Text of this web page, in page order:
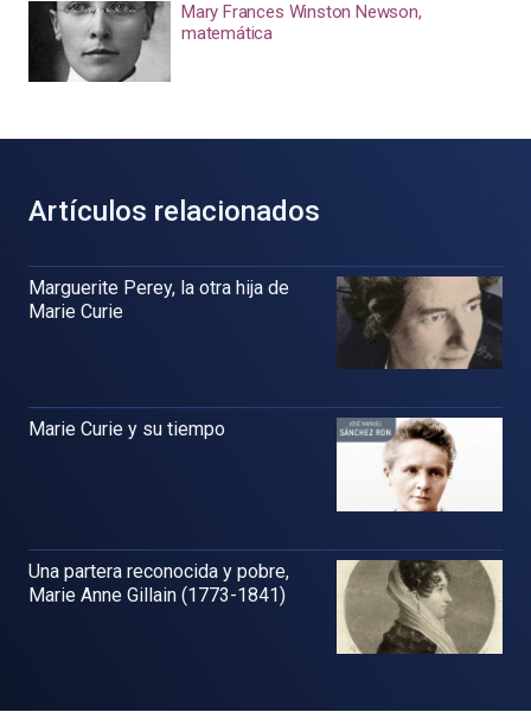
Mary Frances Winston Newson,
matemática
Artículos relacionados
Marguerite Perey, la otra hija de
Marie Curie
Marie Curie y su tiempo
Una partera reconocida y pobre,
Marie Anne Gillain (1773-1841)